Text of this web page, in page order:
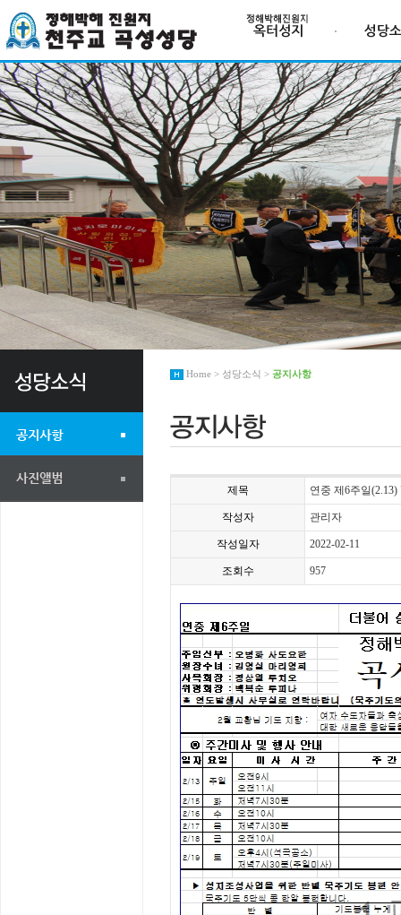
Home > 성당소식 > 공지사항
제목 연중 제6주일
작성자 관리자
작성일자 2022-02-11
조회수 957